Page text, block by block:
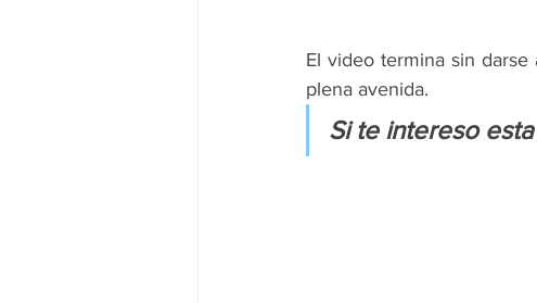
El video termina sin
plena avenida.
Si te intereso